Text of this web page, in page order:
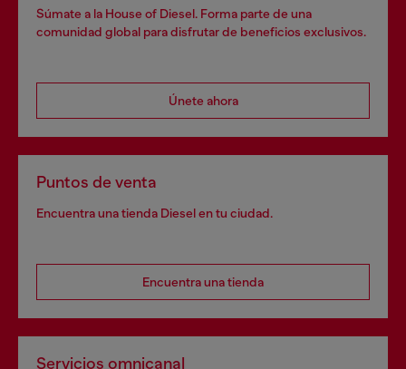
Súmate a la House of Diesel. Forma parte de una
comunidad global para disfrutar de beneficios exclusivos.
Únete ahora
Puntos de venta
Encuentra una tienda Diesel en tu ciudad.
Encuentra una tienda
Servicios omnicanal